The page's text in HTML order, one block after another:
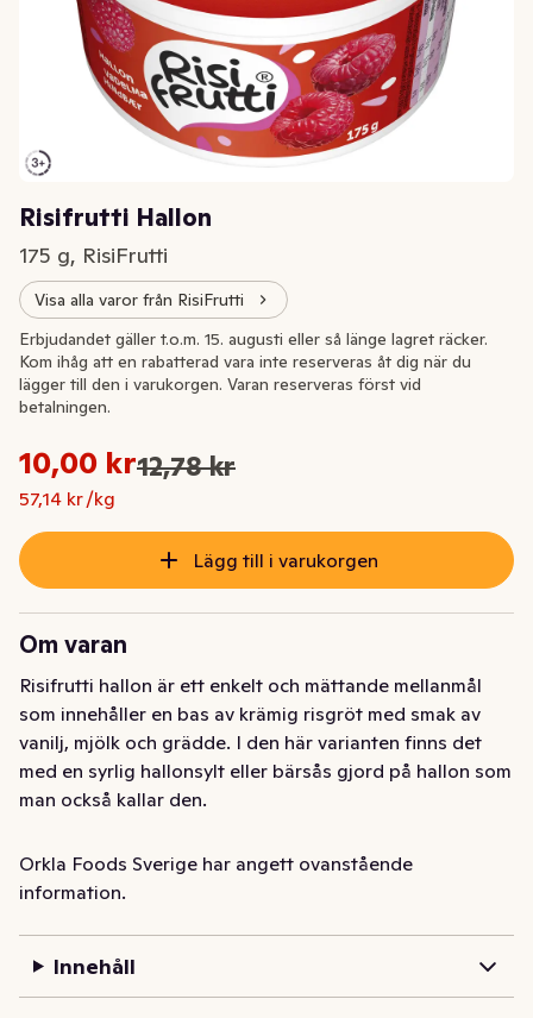
Risifrutti Hallon
175 g, RisiFrutti
Visa alla varor från RisiFrutti
Extrapris
Ursprungspriset var: 12,78 kr
Nuvarande pris är: 10,00 kr
10,00 kr12,78 kr
57,14 kr /kg
Styckpris: 57,14 kr /kg
Erbjudandet gäller t.o.m. 15. augusti eller så länge lagret räcker.
Kom ihåg att en rabatterad vara inte reserveras åt dig när du
lägger till den i varukorgen. Varan reserveras först vid
betalningen.
Lägg till i varukorgen
Om varan
Risifrutti hallon är ett enkelt och mättande mellanmål
som innehåller en bas av krämig risgröt med smak av
vanilj, mjölk och grädde. I den här varianten finns det
med en syrlig hallonsylt eller bärsås gjord på hallon som
man också kallar den.
Risifrutti är en vardagshjälte som är perfekt att ha
hemma i kylskåpet eller att packa med i väskan som ett
Historien om Risifrutti började 1993 och sedan dess är
det ett älskat mellanmål hos både stora och små.
Orkla Foods Sverige har angett ovanstående
information.
Innehåll